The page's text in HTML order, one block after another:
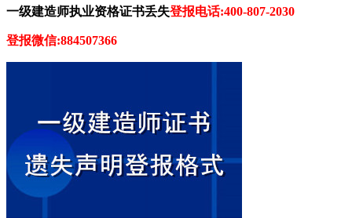
一级建造师执业资格证书丢失登报电话:400-807-2030
登报微信:884507366